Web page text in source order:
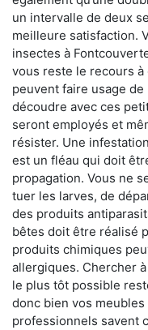
un intervalle de deux
meilleure satisfaction.
insectes à
vous reste le recours
peuvent faire usage
découdre avec ces
seront employés et
résister. Une
est un fléau qui doit
propagation. Vous ne
tuer les larves, de
des produits
bêtes doit être réalisé
produits chimiques
allergiques. Chercher
le plus tôt possible
donc bien vos
professionnels savent